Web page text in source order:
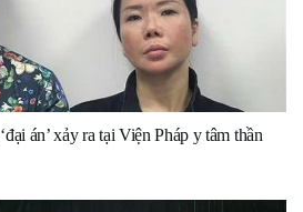
án’ xảy ra tại Viện Pháp y tâm thần